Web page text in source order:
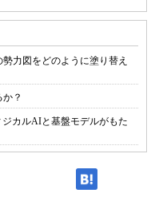
力図をどのように塗り替え
？
カルAIと基盤モデルがもた